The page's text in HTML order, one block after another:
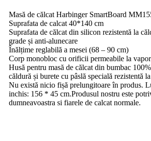
Masă de călcat Harbinger SmartBoard
Suprafata de calcat 40*140 cm
Suprafata de călcat din silicon rezistentă la
grade și anti-alunecare
Înălțime reglabilă a mesei (68 – 90 cm)
Corp monobloc cu orificii permeabile la
Husă pentru masă de călcat din bumbac
căldură și burete cu pâslă specială rezistentă
Nu există nicio fișă prelungitoare în produs.
inchis: 156 * 45 cm.Produsul nostru este
dumneavoastra si fiarele de calcat normale.